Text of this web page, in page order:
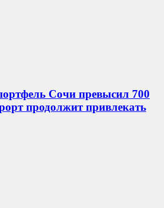
Сочи превысил 700
продолжит привлекать